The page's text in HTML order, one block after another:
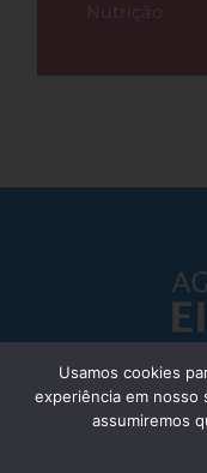
Nutrição
Responsável
© Einstein Hospital
Usamos cookies
experiência em nosso
assumiremos